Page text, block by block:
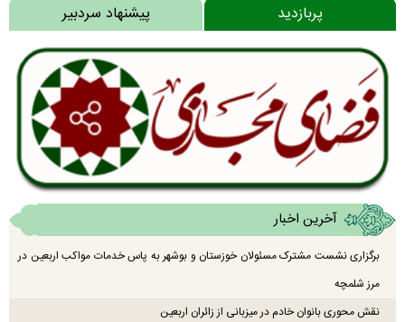
پربازدید پیشنهاد سردبیر
آخرین اخبار
برگزاری نشست مشترک مسئولان خوزستان و بوشهر به پاس خدمات مواکب اربعین در
مرز شلمچه
نقش محوری بانوان خادم در میزبانی از زائران اربعین